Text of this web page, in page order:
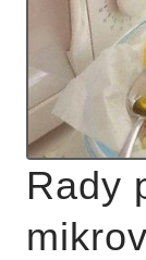
Rady